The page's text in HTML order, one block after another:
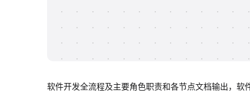
软件开发全流程及主要角色职责和各节点文档输出，